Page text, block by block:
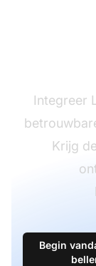
Integreer
Krijg
Begin